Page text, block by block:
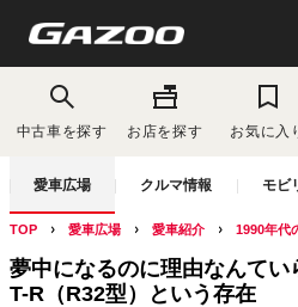
中古車を探す お店を探す お気に入
愛車広場 クルマ情報 モビ
TOP 愛車広場 愛車紹介 1990年代
夢中になるのに理由なんて
T-R（R32型）という存在